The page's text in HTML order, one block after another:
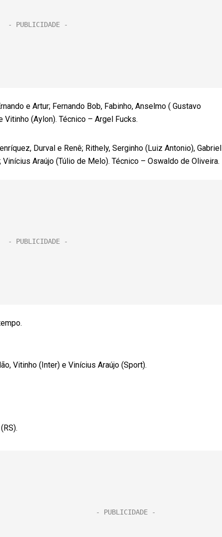
e Artur; Fernando Bob, Fabinho, Anselmo ( Gustavo
Vitinho (Aylon). Técnico – Argel Fucks.
Durval e Renê; Rithely, Serginho (Luiz Antonio), Gabriel
Araújo (Túlio de Melo). Técnico – Oswaldo de Oliveira.
Vitinho (Inter) e Vinícius Araújo (Sport).